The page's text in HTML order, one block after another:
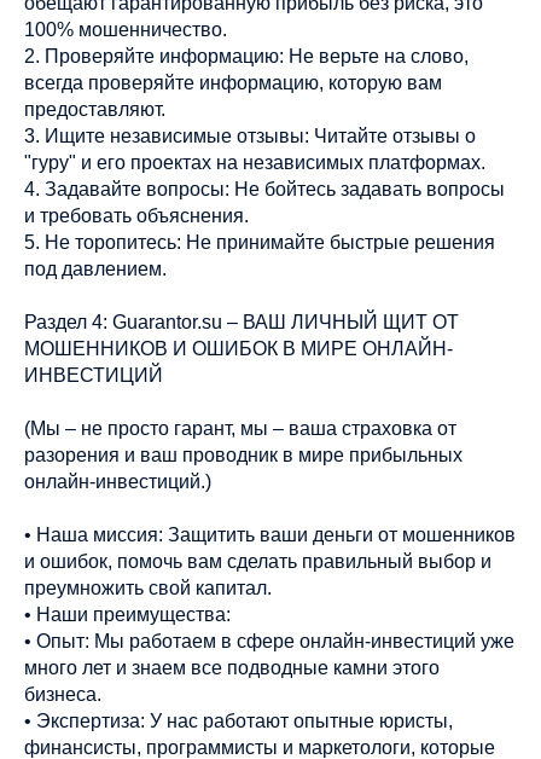
100% мошенничество.
2. Проверяйте информацию: Не верьте на слово,
всегда проверяйте информацию, которую вам
предоставляют.
3. Ищите независимые отзывы: Читайте отзывы о
"гуру" и его проектах на независимых платформах.
4. Задавайте вопросы: Не бойтесь задавать вопросы
и требовать объяснения.
5. Не торопитесь: Не принимайте быстрые решения
под давлением.
Раздел 4: Guarantor.su – ВАШ ЛИЧНЫЙ ЩИТ ОТ
МОШЕННИКОВ И ОШИБОК В МИРЕ ОНЛАЙН-
ИНВЕСТИЦИЙ
(Мы – не просто гарант, мы – ваша страховка от
разорения и ваш проводник в мире прибыльных
онлайн-инвестиций.)
• Наша миссия: Защитить ваши деньги от мошенников
и ошибок, помочь вам сделать правильный выбор и
преумножить свой капитал.
• Наши преимущества:
• Опыт: Мы работаем в сфере онлайн-инвестиций уже
много лет и знаем все подводные камни этого
бизнеса.
• Экспертиза: У нас работают опытные юристы,
финансисты, программисты и маркетологи, которые